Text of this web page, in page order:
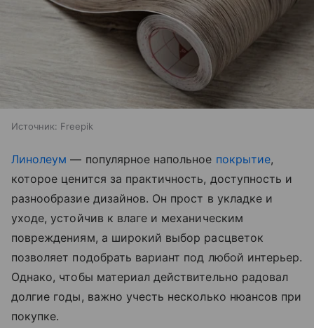
Источник: Freepik
Линолеум — популярное напольное покрытие,
которое ценится за практичность, доступность и
разнообразие дизайнов. Он прост в укладке и
уходе, устойчив к влаге и механическим
повреждениям, а широкий выбор расцветок
позволяет подобрать вариант под любой интерьер.
Однако, чтобы материал действительно радовал
долгие годы, важно учесть несколько нюансов при
покупке.